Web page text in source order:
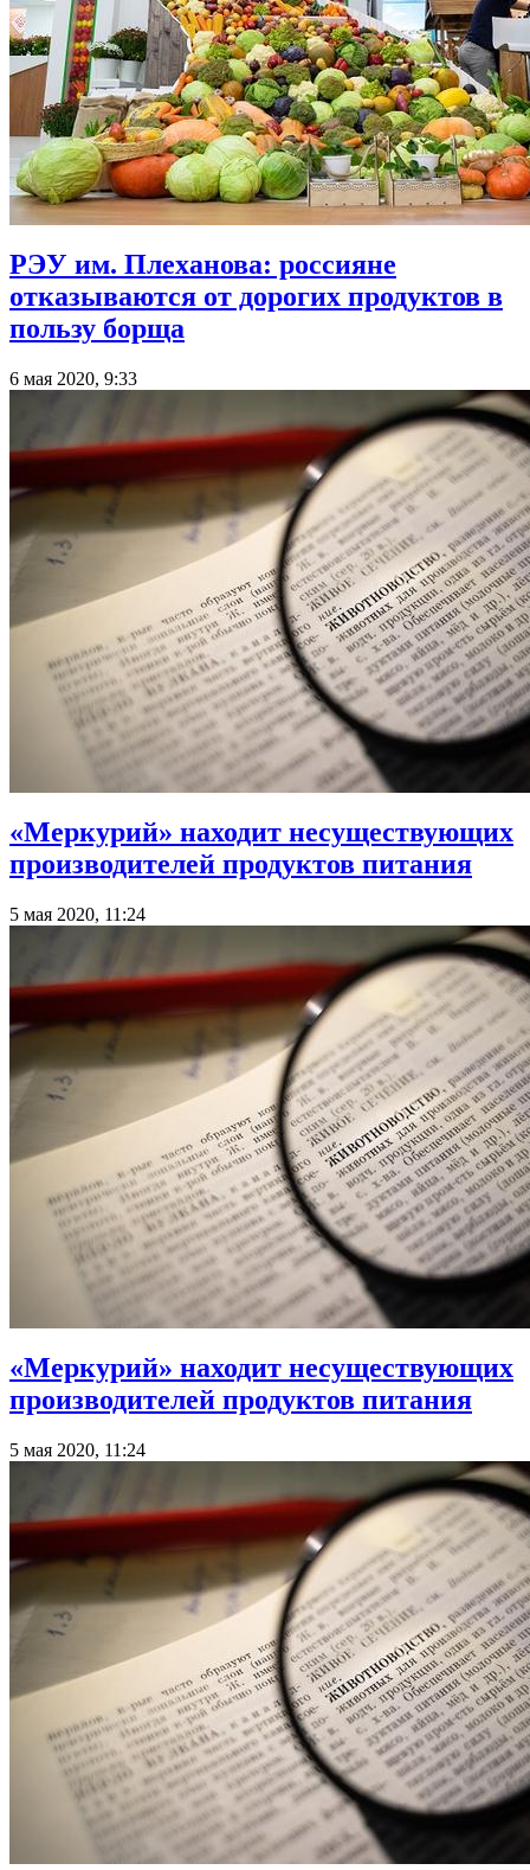
РЭУ им. Плеханова: россияне
отказываются от дорогих продуктов в
пользу борща
6 мая 2020, 9:33
«Меркурий» находит несуществующих
производителей продуктов питания
5 мая 2020, 11:24
«Меркурий» находит несуществующих
производителей продуктов питания
5 мая 2020, 11:24